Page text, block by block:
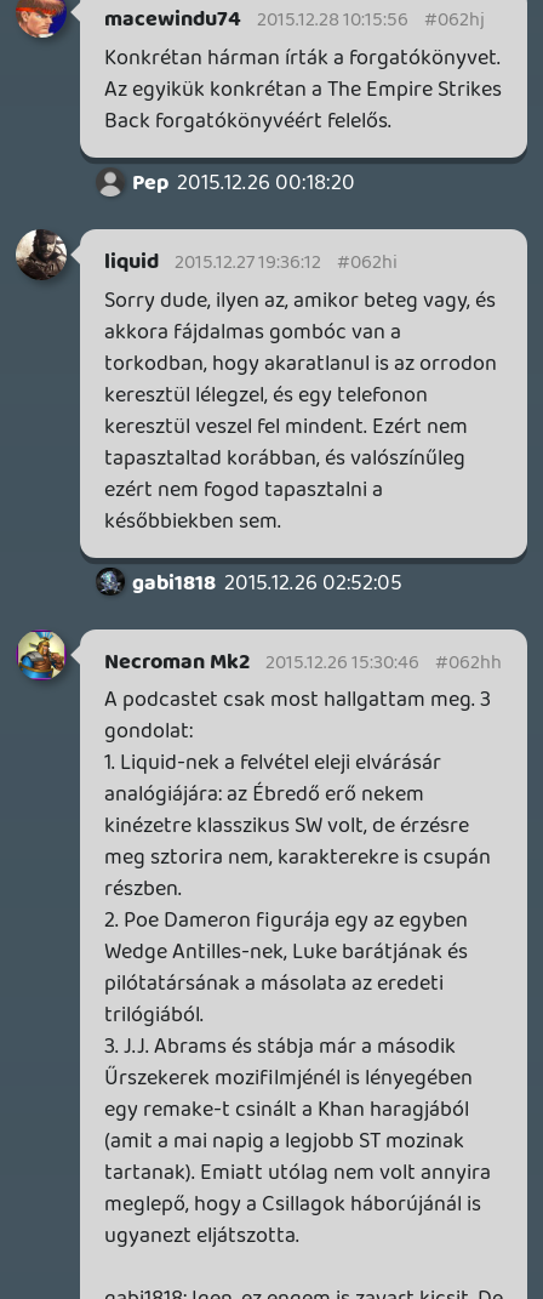
CeXzer 2015.12.25 19:48:58
Fórumozó 2015.12.25 19:50:22 #062h8
Nem tudom, ezt miből szűrted le, ilyet
ugyanis nem írtam.
Fardavid 2015.12.25 19:25:21
CeXzer
Igen, a Dark knightra se mondanám, hogy
súlytalan, főleg, hogy most a 4., ahogy
írtad, nagyjából beállt 😃
Fórumozó 2015.12.25 15:28:13
Fardavid 2015.12.25 19:25:21 #062h6
Ja, merthogy a Dark Knight annyira szar
film, hogy közelében sem lehet a top 10
listának... Rá kell, hogy jöjjek, te tényleg
csak trollkodsz
Fórumozó 2015.12.25 15:28:13
sting 2015.12.25 17:05:37 #062h5
😃 😃
CeXzer 2015.12.25 08:47:13
Fórumozó 2015.12.25 15:42:48 #062h4
"a mondandóm meg ugyanúgy szól
mindenkinek, mint neked - ők meg többen
Jó dolog a rövidtávú memória.:)
Inspirációd lehet, nincs, energiád viszont
van - elég megnézni, itt mit művelsz a 164-
es első beírásom óta. Na mindegy, nem
adom meg neked (ismét), hogy felüljek az
ócska provokációdnak.
Rehynn 2015.12.25 15:30:35
Rehynn 2015.12.25 15:30:35 #062h3
Azt hiszem nem fogalmaztam teljesen
félreérthetetlenül: nekem mindkettő
megfelel, csak az utóbbi még jobb is
általában. Olyat meg nem írtam, hogy "nem
is neked szól", ne vesztegessük egymás
Információk Oké, értem és elfogadom!